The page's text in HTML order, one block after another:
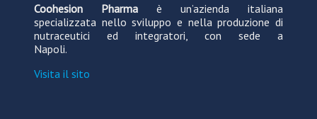
Coohesion Pharma è un’azienda italiana
specializzata nello sviluppo e nella produzione di
nutraceutici ed integratori, con sede a
Napoli.
Visita il sito